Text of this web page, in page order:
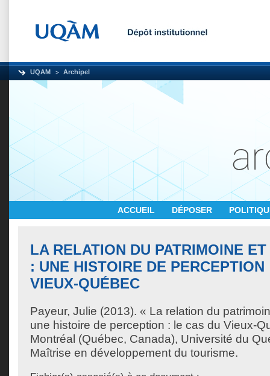
UQAM Archipel
ACCUEIL DÉPOSER
LA RELATION DU PATRIMOINE
: UNE HISTOIRE DE
VIEUX-QUÉBEC
Payeur, Julie (2013). « La relation du
une histoire de perception : le cas du Vieux-
Montréal (Québec, Canada), Université du
Maîtrise en développement du tourisme.